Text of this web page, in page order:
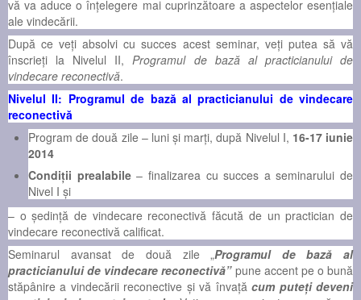
vă va aduce o înţelegere mai cuprinzătoare a aspectelor esenţiale
ale vindecării.
După ce veţi absolvi cu succes acest seminar, veţi putea să vă
înscrieţi la Nivelul II,Programul de bază al practicianului de
vindecare reconectivă.
Nivelul II: Programul de bază al practicianului de vindecare
reconectivă
Program de două zile – luni şi marţi, după Nivelul I, 16-17 iunie
2014
Condiţii prealabile– finalizarea cu succes a seminarului de
Nivel I şi
– o ședință de vindecare reconectivă făcută de un practician de
vindecare reconectivă calificat.
Seminarul avansat de două zile „Programul de bază al
practicianului de vindecare reconectivă”pune accent pe o bună
stăpânire a vindecării reconective şi vă învaţăcum puteţi deveni